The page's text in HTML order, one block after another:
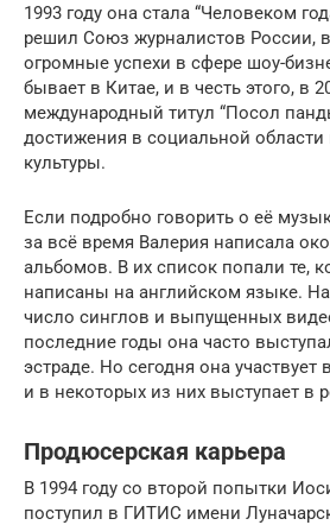
1993 году она стала “Человеком
решил Союз журналистов России,
огромные успехи в сфере шоу-
бывает в Китае, и в честь этого, в
международный титул “Посол
достижения в социальной области
культуры.
Если подробно говорить о её
за всё время Валерия написала
альбомов. В их список попали те,
написаны на английском языке.
число синглов и выпущенных
последние годы она часто
эстраде. Но сегодня она участвует
и в некоторых из них выступает в
Продюсерская карьера
В 1994 году со второй попытки
поступил в ГИТИС имени